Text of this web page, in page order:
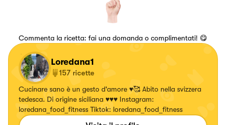
Commenta la ricetta: fai una domanda o complimentati! 😋
Loredana1
157 ricette
Cucinare sano è un gesto d'amore ♥️🥰 Abito nella svizzera
tedesca. Di origine siciliana ♥️♥️♥️ Instagram:
loredana_food_fitness Tiktok: loredana_food_fitness